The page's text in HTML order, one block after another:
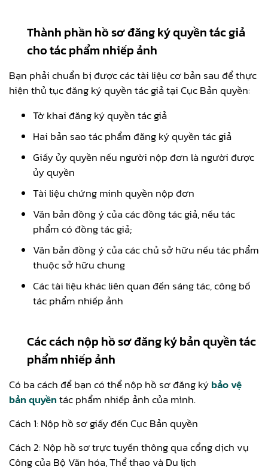
Thành phần hồ sơ đăng ký quyền tác giả
cho tác phẩm nhiếp ảnh
Bạn phải chuẩn bị được các tài liệu cơ bản sau để thực
hiện thủ tục đăng ký quyền tác giả tại Cục Bản quyền:
Tờ khai đăng ký quyền tác giả
Hai bản sao tác phẩm đăng ký quyền tác giả
Giấy ủy quyền nếu người nộp đơn là người được
ủy quyền
Tài liệu chứng minh quyền nộp đơn
Văn bản đồng ý của các đồng tác giả, nếu tác
phẩm có đồng tác giả;
Văn bản đồng ý của các chủ sở hữu nếu tác phẩm
thuộc sở hữu chung
Các tài liệu khác liên quan đến sáng tác, công bố
tác phẩm nhiếp ảnh
Các cách nộp hồ sơ đăng ký bản quyền tác
phẩm nhiếp ảnh
Có ba cách để bạn có thể nộp hồ sơ đăng kýbảo vệ
bản quyềntác phẩm nhiếp ảnh của mình.
Cách 1: Nộp hồ sơ giấy đến Cục Bản quyền
Cách 2: Nộp hồ sơ trực tuyến thông qua cổng dịch vụ
Công của Bộ Văn hóa, Thể thao và Du lịch